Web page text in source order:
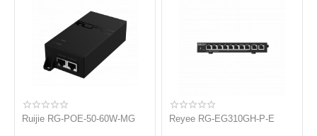
Ruijie RG-POE-50-60W-MG Reyee RG-EG310GH-P-E